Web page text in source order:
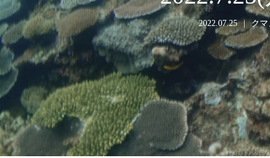
2022.07.25 クマ